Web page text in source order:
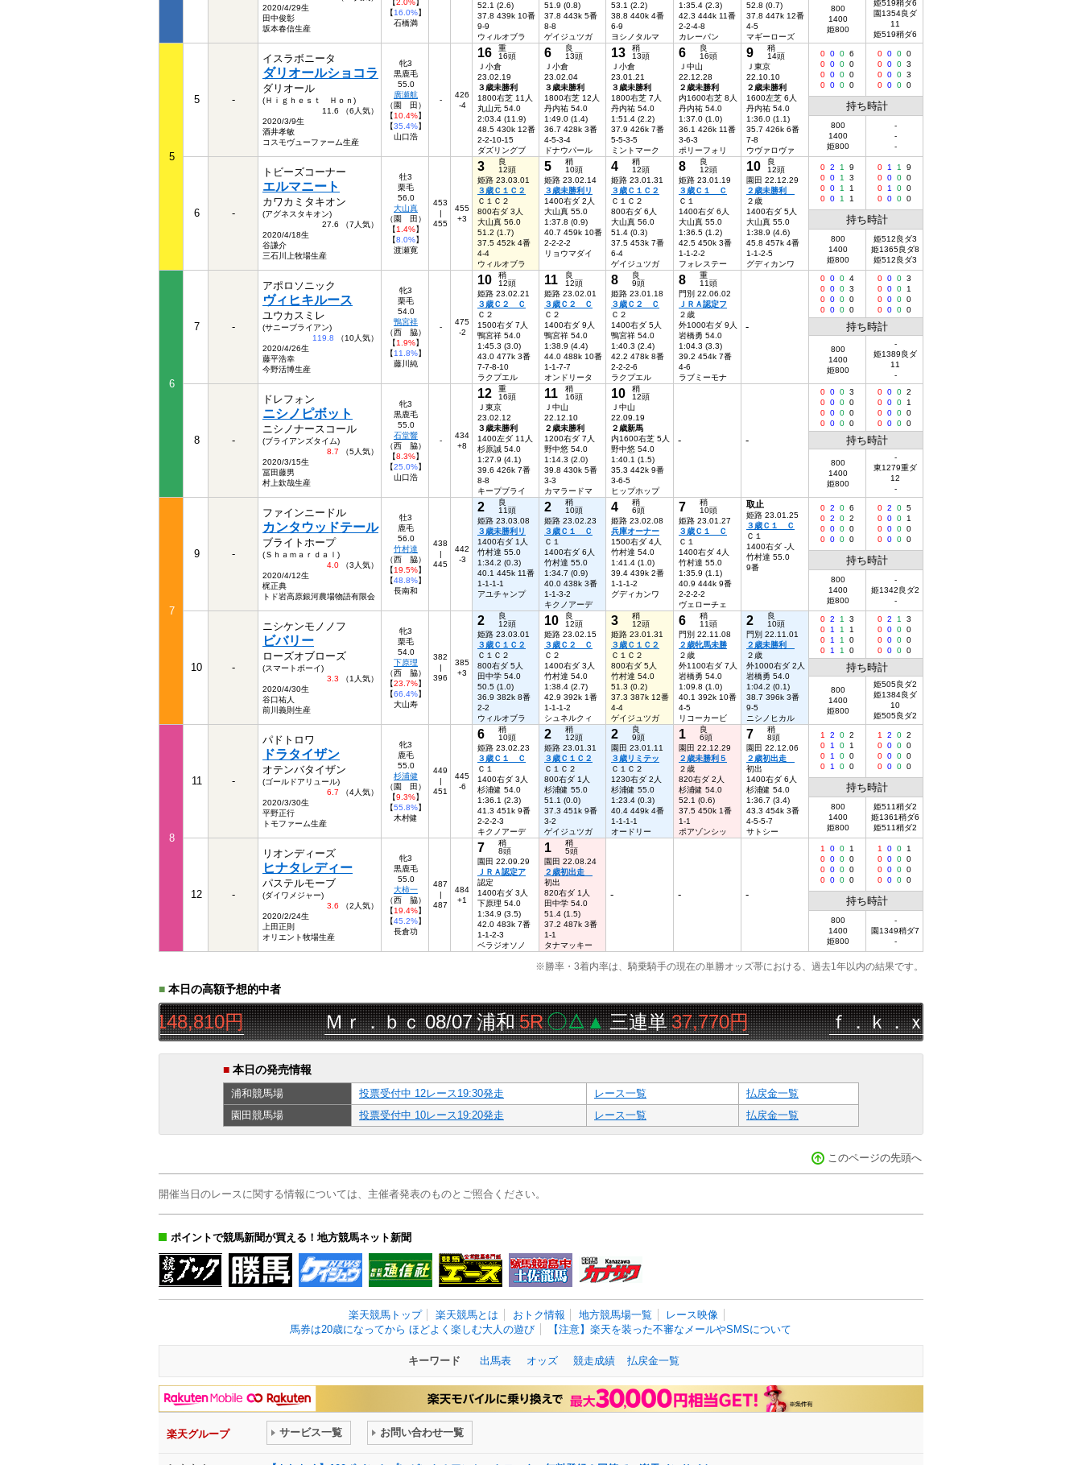
2020/4/29生
田中俊彰
坂本春信生産
【16.0%】
石橋満
52.1 (2.6)
37.8 439k 10番
9-9
ウィルオブラ
51.9 (0.8)
37.8 443k 5番
8-8
ゲイジュツガ
53.1 (2.2)
38.8 440k 4番
6-9
ヨシノタルマ
1:35.4 (2.3)
42.3 444k 11番
2-2-4-8
カレーパン
52.8 (0.7)
37.8 447k 12番
4-5
マギーローズ
800
1400
姫800
姫519稍ダ6
園1354良ダ
11
姫519稍ダ6
5
5 -
イスラボニータ
ダリオールショコラ
ダリオール
(Ｈｉｇｈｅｓｔ Ｈｏｎ)
11.6 （6人気）
2020/3/9生
酒井孝敏
コスモヴューファーム生産
牝3
黒鹿毛
55.0
廣瀬航
（園 田）
【10.4%】
【35.4%】
山口浩
-
426
-4
16
重
16頭
Ｊ小倉
23.02.19
３歳未勝利
1800右芝 11人
丸山元 54.0
2:03.4 (11.9)
48.5 430k 12番
2-2-10-15
ダズリングブ
6
良
13頭
Ｊ小倉
23.02.04
３歳未勝利
1800右芝 12人
丹内祐 54.0
1:49.0 (1.4)
36.7 428k 3番
4-5-3-4
ドナウパール
13
稍
13頭
Ｊ小倉
23.01.21
３歳未勝利
1800右芝 7人
丹内祐 54.0
1:51.4 (2.2)
37.9 426k 7番
5-5-3-5
ミントマーク
6
良
16頭
Ｊ中山
22.12.28
２歳未勝利
内1600右芝 8人
丹内祐 54.0
1:37.0 (1.0)
36.1 426k 11番
3-6-3
ポリーフォリ
9
稍
14頭
Ｊ東京
22.10.10
２歳未勝利
1600左芝 6人
丹内祐 54.0
1:36.0 (1.1)
35.7 426k 6番
7-8
ウヴァロヴァ
0 0 0 6
0 0 0 0
0 0 0 0
0 0 0 0
0 0 0 0
0 0 0 3
0 0 0 3
0 0 0 0
持ち時計
800
1400
姫800
-
-
-
6 -
トビーズコーナー
エルマニート
カワカミタキオン
(アグネスタキオン)
27.6 （7人気）
2020/4/18生
谷謙介
三石川上牧場生産
牡3
栗毛
56.0
大山真
（園 田）
【1.4%】
【8.0%】
渡瀬寛
453
|
455
455
+3
3
良
12頭
姫路 23.03.01
３歳Ｃ１Ｃ２
Ｃ１Ｃ２
800右ダ 3人
大山真 56.0
51.2 (1.7)
37.5 452k 4番
4-4
ウィルオブラ
5
稍
10頭
姫路 23.02.14
３歳未勝利リ
1400右ダ 2人
大山真 55.0
1:37.8 (0.9)
40.7 459k 10番
2-2-2-2
リョウマダイ
4
稍
12頭
姫路 23.01.31
３歳Ｃ１Ｃ２
Ｃ１Ｃ２
800右ダ 6人
大山真 56.0
51.4 (0.3)
37.5 453k 7番
6-4
ゲイジュツガ
8
良
12頭
姫路 23.01.19
３歳Ｃ１ Ｃ
Ｃ１
1400右ダ 6人
大山真 55.0
1:36.5 (1.2)
42.5 450k 3番
1-1-2-2
フォレステー
10
良
12頭
園田 22.12.29
２歳未勝利
２歳
1400右ダ 5人
大山真 55.0
1:38.9 (4.6)
45.8 457k 4番
1-1-2-5
グディカンワ
0 2 1
9
0 0 1
3
0 0 1
1
0 0 1 1
0 1 1
9
0 0 0 0
0
1 0 0
0 0 0 0
持ち時計
800
1400
姫800
姫512良ダ3
姫1365良ダ8
姫512良ダ3
6
7 -
アポロソニック
ヴィヒキルース
ユウカスミレ
(サニーブライアン)
119.8 （10人気）
2020/4/26生
藤平浩幸
今野活博生産
牝3
栗毛
54.0
鴨宮祥
（西 脇）
【1.9%】
【11.8%】
藤川純
-
475
-2
10
稍
12頭
姫路 23.02.21
３歳Ｃ２ Ｃ
Ｃ２
1500右ダ 7人
鴨宮祥 54.0
1:45.3 (3.0)
43.0 477k 3番
7-7-8-10
ラクプエル
11
良
12頭
姫路 23.02.01
３歳Ｃ２ Ｃ
Ｃ２
1400右ダ 9人
鴨宮祥 54.0
1:38.9 (4.4)
44.0 488k 10番
1-1-7-7
オンドリータ
8
良
9頭
姫路 23.01.18
３歳Ｃ２ Ｃ
Ｃ２
1400右ダ 5人
鴨宮祥 54.0
1:40.3 (2.4)
42.2 478k 8番
2-2-2-6
ラクプエル
8
重
11頭
門別 22.06.02
ＪＲＡ認定フ
２歳
外1000右ダ 9人
岩橋勇 54.0
1:04.3 (3.3)
39.2 454k 7番
4-6
ラブミーモナ
-
0 0 0 4
0 0 0 3
0 0 0 0
0 0 0 0
0 0 0 3
0 0 0
1
0 0 0 0
0 0 0 0
持ち時計
800
1400
姫800
-
姫1389良ダ
11
-
8 -
ドレフォン
ニシノピボット
ニシノナースコール
(ブライアンズタイム)
8.7 （5人気）
2020/3/15生
冨田藤男
村上欽哉生産
牝3
黒鹿毛
55.0
石堂響
（西 脇）
【8.3%】
【25.0%】
山口浩
-
434
+8
12
重
16頭
Ｊ東京
23.02.12
３歳未勝利
1400左ダ 11人
杉原誠 54.0
1:27.9 (4.1)
39.6 426k 7番
8-8
キープブライ
11
稍
16頭
Ｊ中山
22.12.10
２歳未勝利
1200右ダ 7人
野中悠 54.0
1:14.3 (2.0)
39.8 430k 5番
3-3
カマラードマ
10
稍
12頭
Ｊ中山
22.09.19
２歳新馬
内1600右芝 5人
野中悠 54.0
1:40.1 (1.5)
35.3 442k 9番
3-6-5
ヒップホップ
- -
0 0 0 3
0 0 0 0
0 0 0 0
0 0 0 0
0 0 0 2
0 0 0
1
0 0 0 0
0 0 0 0
持ち時計
800
1400
姫800
-
東1279重ダ
12
-
7
9 -
ファインニードル
カンタウッドテール
ブライトホープ
(Ｓｈａｍａｒｄａｌ)
4.0 （3人気）
2020/4/12生
梶正典
トド岩高原銀河農場物語有限会
牡3
鹿毛
56.0
竹村達
（西 脇）
【19.5%】
【48.8%】
長南和
438
|
445
442
-3
2
良
11頭
姫路 23.03.08
３歳未勝利リ
1400右ダ 1人
竹村達 55.0
1:34.2 (0.3)
40.1 445k 11番
1-1-1-1
アユチャンプ
2
稍
10頭
姫路 23.02.23
３歳Ｃ１ Ｃ
Ｃ１
1400右ダ 6人
竹村達 55.0
1:34.7 (0.9)
40.0 438k 3番
1-1-3-2
キクノアーデ
4
稍
6頭
姫路 23.02.08
兵庫オーナー
1500右ダ 4人
竹村達 54.0
1:41.4 (1.0)
39.4 439k 2番
1-1-1-2
グディカンワ
7
稍
10頭
姫路 23.01.27
３歳Ｃ１ Ｃ
Ｃ１
1400右ダ 4人
竹村達 55.0
1:35.9 (1.1)
40.9 444k 9番
2-2-2-2
ヴェローチェ
取止
姫路 23.01.25
３歳Ｃ１ Ｃ
Ｃ１
1400右ダ -人
竹村達 55.0
9番
0 2 0 6
0 2 0 2
0 0 0 0
0 0 0 0
0 2 0 5
0 0 0
1
0 0 0 0
0 0 0 0
持ち時計
800
1400
姫800
-
姫1342良ダ2
-
10 -
ニシケンモノノフ
ビバリー
ローズオブローズ
(スマートボーイ)
3.3 （1人気）
2020/4/30生
谷口祐人
前川義則生産
牝3
栗毛
54.0
下原理
（西 脇）
【23.7%】
【66.4%】
大山寿
382
|
396
385
+3
2
良
12頭
姫路 23.03.01
３歳Ｃ１Ｃ２
Ｃ１Ｃ２
800右ダ 5人
田中学 54.0
50.5 (1.0)
36.9 382k 8番
2-2
ウィルオブラ
10
良
12頭
姫路 23.02.15
３歳Ｃ２ Ｃ
Ｃ２
1400右ダ 3人
竹村達 54.0
1:38.4 (2.7)
42.9 392k 1番
1-1-1-2
シュネルクィ
3
稍
12頭
姫路 23.01.31
３歳Ｃ１Ｃ２
Ｃ１Ｃ２
800右ダ 5人
竹村達 54.0
51.3 (0.2)
37.3 387k 12番
4-4
ゲイジュツガ
6
稍
11頭
門別 22.11.08
２歳牝馬未勝
２歳
外1100右ダ 7人
岩橋勇 54.0
1:09.8 (1.0)
40.1 392k 10番
4-5
リコーカービ
2
良
10頭
門別 22.11.01
２歳未勝利
２歳
外1000右ダ 2人
岩橋勇 54.0
1:04.2 (0.1)
38.7 396k 3番
9-5
ニシノヒカル
0 2 1
3
0
1 1
1
0
1 1
0
0
1 1 0
0 2 1
3
0 0 0 0
0 0 0 0
0 0 0 0
持ち時計
800
1400
姫800
姫505良ダ2
姫1384良ダ
10
姫505良ダ2
8
11 -
パドトロワ
ドラタイザン
オテンバタイザン
(ゴールドアリュール)
6.7 （4人気）
2020/3/30生
平野正行
トモファーム生産
牝3
鹿毛
55.0
杉浦健
（園 田）
【9.3%】
【55.8%】
木村健
449
|
451
445
-6
6
稍
10頭
姫路 23.02.23
３歳Ｃ１ Ｃ
Ｃ１
1400右ダ 3人
杉浦健 54.0
1:36.1 (2.3)
41.3 451k 9番
2-2-2-3
キクノアーデ
2
稍
12頭
姫路 23.01.31
３歳Ｃ１Ｃ２
Ｃ１Ｃ２
800右ダ 1人
杉浦健 55.0
51.1 (0.0)
37.3 451k 9番
3-2
ゲイジュツガ
2
良
9頭
園田 23.01.11
３歳リミテッ
Ｃ１Ｃ２
1230右ダ 2人
杉浦健 55.0
1:23.4 (0.3)
40.4 449k 4番
1-1-1-1
オードリー
1
良
6頭
園田 22.12.29
２歳未勝利５
２歳
820右ダ 2人
杉浦健 54.0
52.1 (0.6)
37.5 450k 1番
1-1
ポアゾンシッ
7
稍
8頭
園田 22.12.06
２歳初出走
初出
1400右ダ 6人
杉浦健 54.0
1:36.7 (3.4)
43.3 454k 3番
4-5-5-7
サトシー
1 2 0 2
0
1 0
1
0
1 0 0
0
1 0 0
1 2 0 2
0 0 0 0
0 0 0 0
0 0 0 0
持ち時計
800
1400
姫800
姫511稍ダ2
姫1361稍ダ6
姫511稍ダ2
12 -
リオンディーズ
ヒナタレディー
パステルモーブ
(ダイワメジャー)
3.6 （2人気）
2020/2/24生
上田正則
オリエント牧場生産
牝3
黒鹿毛
55.0
大柿一
（西 脇）
【19.4%】
【45.2%】
長倉功
487
|
487
484
+1
7
稍
8頭
園田 22.09.29
ＪＲＡ認定ア
認定
1400右ダ 3人
下原理 54.0
1:34.9 (3.5)
42.0 483k 7番
1-1-2-3
ベラジオソノ
1
稍
5頭
園田 22.08.24
２歳初出走
初出
820右ダ 1人
田中学 54.0
51.4 (1.5)
37.2 487k 3番
1-1
タナマッキー
- - -
1 0 0
1
0 0 0 0
0 0 0 0
0 0 0 0
1 0 0
1
0 0 0 0
0 0 0 0
0 0 0 0
持ち時計
800
1400
姫800
-
園1349稍ダ7
-
※勝率・3着内率は、騎乗騎手の現在の単勝オッズ帯における、過去1年以内の結果です。
■ 本日の高額予想的中者
148,810円 Ｍｒ．ｂｃ08/07浦和 5R ◯△▲三連単37,770円 ｆ．ｋ．ｘｊ 08/07
■ 本日の発売情報
浦和競馬場 投票受付中 12レース19:30発走 レース一覧
払戻金一覧
園田競馬場 投票受付中 10レース19:20発走 レース一覧 払戻金一覧
このページの先頭へ
開催当日のレースに関する情報については、主催者発表のものとご照合ください。
ポイントで競馬新聞が買える！地方競馬ネット新聞
楽天競馬トップ 楽天競馬とは おトク情報 地方競馬場一覧
レース映像
馬券は20歳になってから ほどよく楽しむ大人の遊び
【注意】楽天を装った不審なメールやSMSについて
キーワード 出馬表 オッズ 競走成績 払戻金一覧
楽天グループ サービス一覧 お問い合わせ一覧